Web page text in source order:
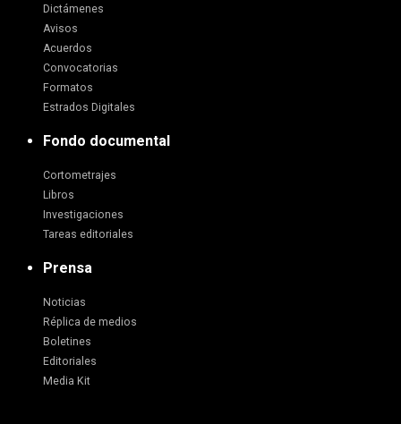
Dictámenes
Avisos
Acuerdos
Convocatorias
Formatos
Estrados Digitales
Fondo documental
Cortometrajes
Libros
Investigaciones
Tareas editoriales
Prensa
Noticias
Réplica de medios
Boletines
Editoriales
Media Kit